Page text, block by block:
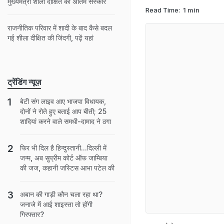
Read Time: 1 min
राजनीतिक परिवार में शादी के बाद कैसे बदल
गई शीला दीक्षित की जिंदगी, पढ़ें यहां
ट्रेंडिंग न्यूज़
बेटी संग लाइव आए भाजपा विधायक,
दोनों ने रोते हुए बताई आप बीती; 25
शादियां करने वाले समधी-दामाद ने ठगा
फिर भी दिल है हिन्दुस्तानी...दिल्ली में
जन्म, अब सुप्रीम कोर्ट ऑफ जाम्बिया
की जज, कहानी जस्टिस आभा पटेल की
अबान की गाड़ी कौन चला रहा था?
जनाजे में आई शाइस्ता तो होंगी
गिरफ्तार?